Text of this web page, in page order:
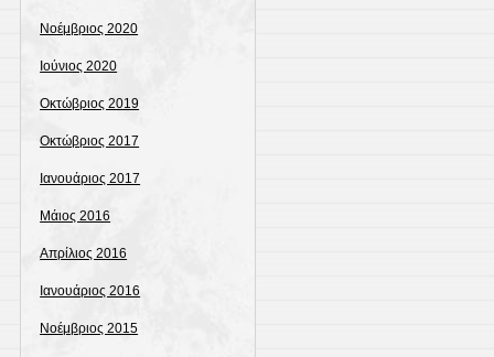
Νοέμβριος 2020
Ιούνιος 2020
Οκτώβριος 2019
Οκτώβριος 2017
Ιανουάριος 2017
Μάιος 2016
Απρίλιος 2016
Ιανουάριος 2016
Νοέμβριος 2015